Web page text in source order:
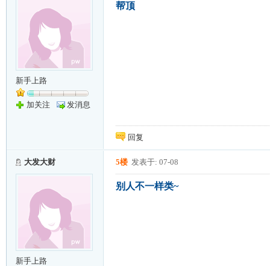
新手上路
加关注 发消息
帮顶
回复
大发大财
新手上路
5楼 发表于: 07-08
别人不一样类~